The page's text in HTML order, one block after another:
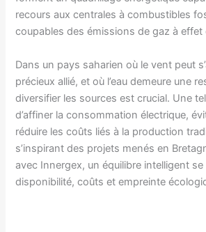
recours aux centrales à combustibles
coupables des émissions de gaz à effet
Dans un pays saharien où le vent peut
précieux allié, et où l’eau demeure une
diversifier les sources est crucial. Une
d’affiner la consommation électrique,
réduire les coûts liés à la production
s’inspirant des projets menés en
avec Innergex, un équilibre intelligent
disponibilité, coûts et empreinte